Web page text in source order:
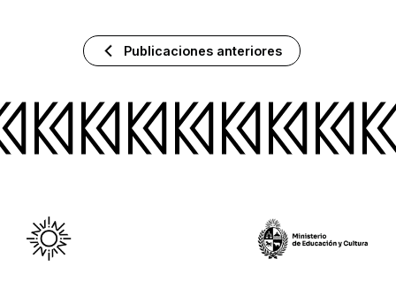
Publicaciones anteriores